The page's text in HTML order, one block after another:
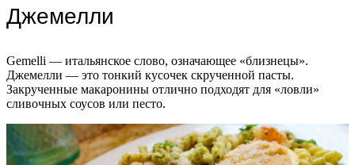
Джемелли
Gemelli — итальянское слово, означающее «близнецы».
Джемелли — это тонкий кусочек скрученной пасты.
Закрученные макаронины отлично подходят для «ловли»
сливочных соусов или песто.